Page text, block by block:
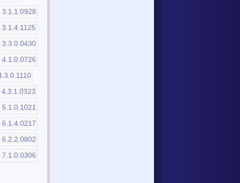
3.1.1.0928
3.3.0.0430
4.1.0.0726
6.1.4.0217
6.2.2.0802
7.1.0.0306